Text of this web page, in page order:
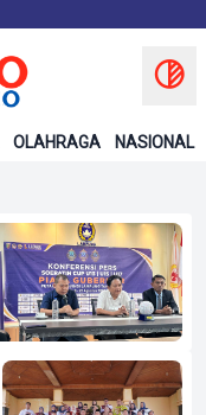
OLAHRAGA NASIONAL